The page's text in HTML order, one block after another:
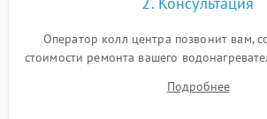
Оператор колл центра позвонит вам,
стоимости ремонта вашего
Подробнее